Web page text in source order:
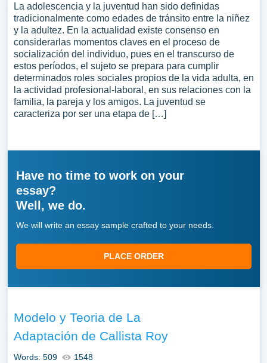
La adolescencia y la juventud han sido definidas
tradicionalmente como edades de tránsito entre la niñez
y la adultez. En la actualidad existe consenso en
considerarlas momentos claves en el proceso de
socialización del individuo, pues en el transcurso de
estos períodos, el sujeto se prepara para cumplir
determinados roles sociales propios de la vida adulta, en
la actividad profesional-laboral, en sus relaciones con la
familia, la pareja y los amigos. La juventud se
caracteriza por ser una etapa de […]
Have no time to work on your
essay?
Well, we do.
We will write an essay sample crafted to your needs.
PLACE ORDER
Modelo y Teoria de La
Adaptación de Callista Roy
Words: 509 1548